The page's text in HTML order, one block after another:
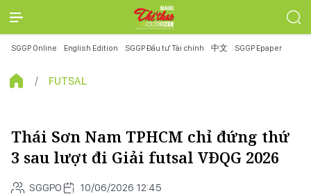
SGGP Online English Edition SGGP Đầu tư Tài chính 中文 SGGP Epaper
FUTSAL
Thái Sơn Nam TPHCM chỉ đứng thứ
3 sau lượt đi Giải futsal VĐQG 2026
SGGPO 10/06/2026 12:45